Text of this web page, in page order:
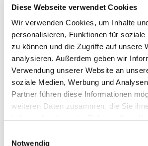
Diese Webseite verwendet Cookies
Wir verwenden Cookies, um Inhalte
personalisieren, Funktionen für soziale
zu können und die Zugriffe auf unsere
analysieren. Außerdem geben wir
Verwendung unserer Website an
soziale Medien, Werbung und
Partner führen diese Informationen
weiteren Daten zusammen, die Sie
Notwendig
Ein wesentlicher
Straßenbauarbeiten. Unsere
Erfahrung kommt uns und unseren
zugute.
Mehr erfahren
Asphalt-straßenbau
Von der Planung und Beratung bis